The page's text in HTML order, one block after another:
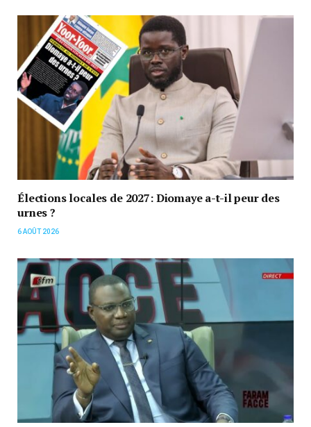
Élections locales de 2027: Diomaye a-t-il peur des
urnes ?
6 AOÛT 2026